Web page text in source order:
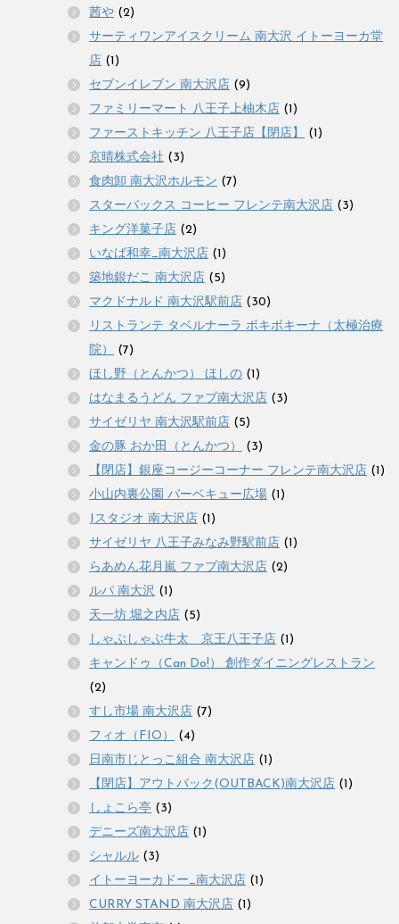
茜や (2)
サーティワンアイスクリーム 南大沢 イトーヨーカ堂
店 (1)
セブンイレブン 南大沢店 (9)
ファミリーマート 八王子上柚木店 (1)
ファーストキッチン 八王子店【閉店】
(1)
京晴株式会社 (3)
食肉卸 南大沢ホルモン (7)
スターバックス コーヒー フレンテ南大沢店 (3)
キング洋菓子店 (2)
いなば和幸_南大沢店 (1)
築地銀だこ 南大沢店 (5)
マクドナルド 南大沢駅前店 (30)
リストランテ タベルナーラ ボキボキーナ（太極治療
院）
(7)
ほし野（とんかつ） ほしの (1)
はなまるうどん ファブ南大沢店 (3)
サイゼリヤ 南大沢駅前店 (5)
金の豚 おか田（とんかつ）
(3)
【閉店】銀座コージーコーナー フレンテ南大沢店 (1)
小山内裏公園 バーベキュー広場 (1)
Jスタジオ 南大沢店 (1)
サイゼリヤ 八王子みなみ野駅前店 (1)
らあめん花月嵐 ファブ南大沢店 (2)
ルパ 南大沢 (1)
天一坊 堀之内店 (5)
しゃぶしゃぶ牛太 京王八王子店 (1)
キャンドゥ（Can Do!） 創作ダイニングレストラン
(2)
すし市場 南大沢店 (7)
フィオ（FIO）
(4)
日南市じとっこ組合 南大沢店 (1)
【閉店】アウトバック(OUTBACK)南大沢店 (1)
しょこら亭 (3)
デニーズ南大沢店 (1)
シャルル (3)
イトーヨーカドー_南大沢店 (1)
CURRY STAND 南大沢店 (1)